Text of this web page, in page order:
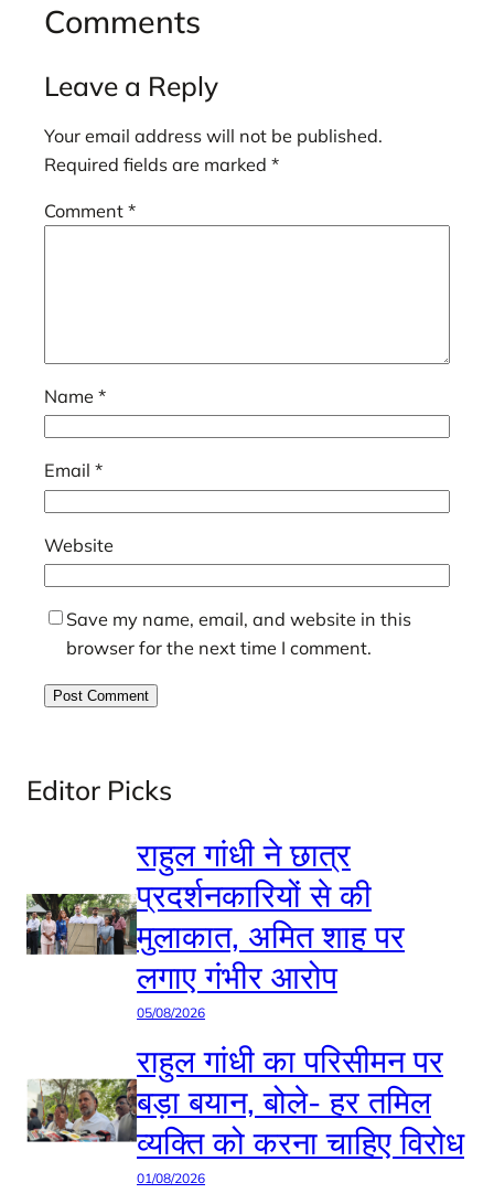
Comments
Leave a Reply
Your email address will not be published.
Required fields are marked *
Comment *
Name *
Email *
Website
Save my name, email, and website in this
browser for the next time I comment.
Editor Picks
राहुल गांधी ने छात्र
प्रदर्शनकारियों से की
मुलाकात, अमित शाह पर
लगाए गंभीर आरोप
05/08/2026
राहुल गांधी का परिसीमन पर
बड़ा बयान, बोले- हर तमिल
व्यक्ति को करना चाहिए विरोध
01/08/2026